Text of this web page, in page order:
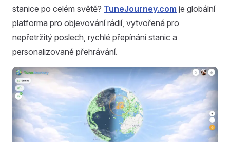
stanice po celém světě? TuneJourney.com je globální
platforma pro objevování rádií, vytvořená pro
nepřetržitý poslech, rychlé přepínání stanic a
personalizované přehrávání.